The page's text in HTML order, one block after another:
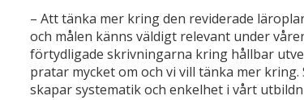
– Att tänka mer kring den reviderade
och målen känns väldigt relevant under
förtydligade skrivningarna kring hållbar
pratar mycket om och vi vill tänka mer
skapar systematik och enkelhet i vårt